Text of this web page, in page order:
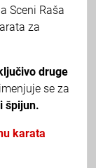
Sceni Raša
za
druge
se za
špijun.
karata